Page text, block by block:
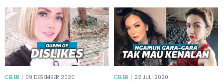
CELEB | 09 DESEMBER 2020 CELEB | 22 JULI 2020